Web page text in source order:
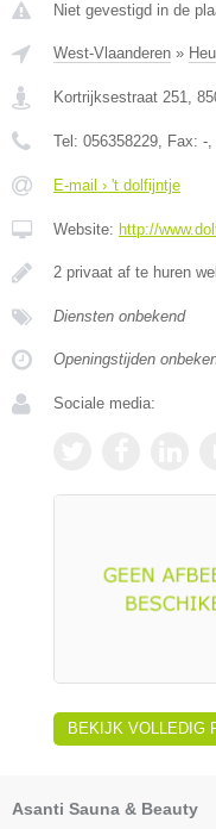
Niet gevestigd in de
West-Vlaanderen »
Kortrijksestraat 251,
Tel: 056358229, Fax: -,
E-mail › 't dolfijntje
Website: http://
2 privaat af te huren
Diensten onbekend
Openingstijden
Sociale media:
BEKIJK VOLLEDIG
Asanti Sauna & Beauty